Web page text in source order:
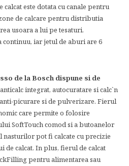
este dotata cu canale pentru
de calcare pentru distributia
usoara a lui pe tesaturi.
iar jetul de aburi are 6
de la Bosch dispune si de
integrat, autocuratare si calc`n
picurare si de pulverizare. Fierul
care permite o folosire
SoftTouch comod si a butoanelor
pot fi calcate cu precizie
calcat. In plus, fierul de calcat
pentru alimentarea sau